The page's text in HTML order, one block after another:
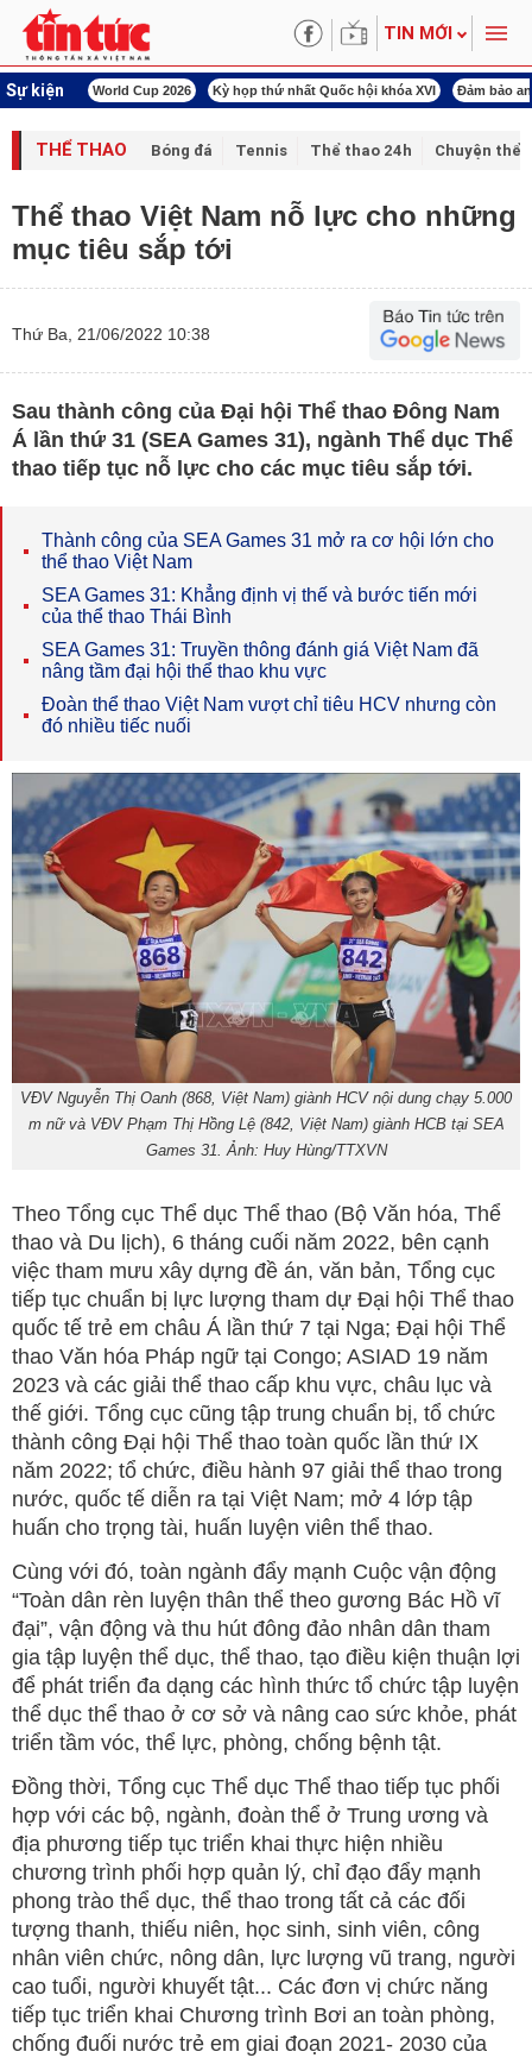
TIN MỚI
Sự kiện
Cup 2026 Kỳ họp thứ nhất Quốc hội khóa XVI Đảm bảo an ninh năng lượng
THỂ THAO Bóng đá Tennis Thể thao 24h Chuyện thể
Thể thao Việt Nam nỗ lực cho những
mục tiêu sắp tới
Thứ Ba, 21/06/2022 10:38
Sau thành công của Đại hội Thể thao Đông Nam
Á lần thứ 31 (SEA Games 31), ngành Thể dục Thể
thao tiếp tục nỗ lực cho các mục tiêu sắp tới.
Thành công của SEA Games 31 mở ra cơ hội lớn cho
thể thao Việt Nam
SEA Games 31: Khẳng định vị thế và bước tiến mới
của thể thao Thái Bình
SEA Games 31: Truyền thông đánh giá Việt Nam đã
nâng tầm đại hội thể thao khu vực
Đoàn thể thao Việt Nam vượt chỉ tiêu HCV nhưng còn
đó nhiều tiếc nuối
VĐV Nguyễn Thị Oanh (868, Việt Nam) giành HCV nội dung chạy 5.000
m nữ và VĐV Phạm Thị Hồng Lệ (842, Việt Nam) giành HCB tại SEA
Games 31. Ảnh: Huy Hùng/TTXVN
Theo Tổng cục Thể dục Thể thao (Bộ Văn hóa, Thể
thao và Du lịch), 6 tháng cuối năm 2022, bên cạnh
việc tham mưu xây dựng đề án, văn bản, Tổng cục
tiếp tục chuẩn bị lực lượng tham dự Đại hội Thể thao
quốc tế trẻ em châu Á lần thứ 7 tại Nga; Đại hội Thể
thao Văn hóa Pháp ngữ tại Congo; ASIAD 19 năm
2023 và các giải thể thao cấp khu vực, châu lục và
thế giới. Tổng cục cũng tập trung chuẩn bị, tổ chức
thành công Đại hội Thể thao toàn quốc lần thứ IX
năm 2022; tổ chức, điều hành 97 giải thể thao trong
nước, quốc tế diễn ra tại Việt Nam; mở 4 lớp tập
huấn cho trọng tài, huấn luyện viên thể thao.
Cùng với đó, toàn ngành đẩy mạnh Cuộc vận động
“Toàn dân rèn luyện thân thể theo gương Bác Hồ vĩ
đại”, vận động và thu hút đông đảo nhân dân tham
gia tập luyện thể dục, thể thao, tạo điều kiện thuận lợi
để phát triển đa dạng các hình thức tổ chức tập luyện
thể dục thể thao ở cơ sở và nâng cao sức khỏe, phát
triển tầm vóc, thể lực, phòng, chống bệnh tật.
Đồng thời, Tổng cục Thể dục Thể thao tiếp tục phối
hợp với các bộ, ngành, đoàn thể ở Trung ương và
địa phương tiếp tục triển khai thực hiện nhiều
chương trình phối hợp quản lý, chỉ đạo đẩy mạnh
phong trào thể dục, thể thao trong tất cả các đối
tượng thanh, thiếu niên, học sinh, sinh viên, công
nhân viên chức, nông dân, lực lượng vũ trang, người
cao tuổi, người khuyết tật... Các đơn vị chức năng
tiếp tục triển khai Chương trình Bơi an toàn phòng,
chống đuối nước trẻ em giai đoạn 2021- 2030 của